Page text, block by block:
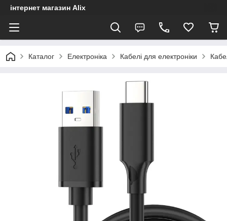
інтернет магазин Alix
Каталог Електроніка Кабелі для електроніки